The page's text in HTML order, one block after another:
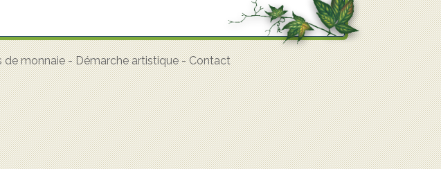
de monnaie-Démarche artistique-Contact